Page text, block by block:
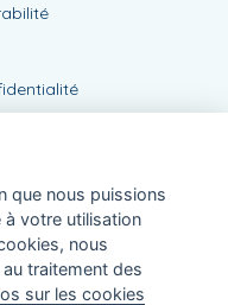
que nous puissions
votre utilisation
nous
traitement des
sur les cookies